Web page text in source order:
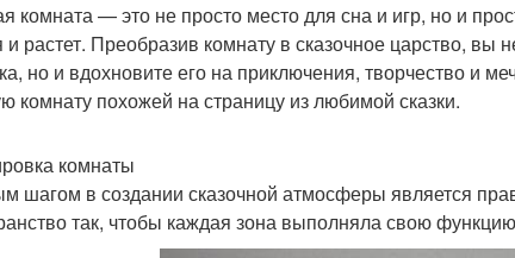
комната — это не просто место для сна и игр, но и
и растет. Преобразив комнату в сказочное царство, вы
но и вдохновите его на приключения, творчество и
комнату похожей на страницу из любимой сказки.
комнаты
шагом в создании сказочной атмосферы является
так, чтобы каждая зона выполняла свою